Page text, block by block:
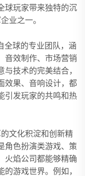
球玩家带来独特的沉
业之一。
全球的专业团队，涵
音效制作、市场营销
技术的完美结合，
效果、音响设计，都
引发玩家的共鸣和热
文化积淀和创新精
角色扮演类游戏、策
火焰公司都能够精确
游戏世界。例如，